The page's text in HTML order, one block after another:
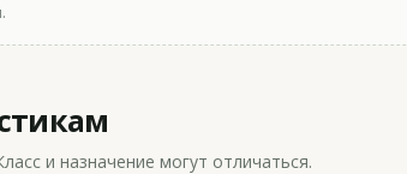
и назначение могут отличаться.